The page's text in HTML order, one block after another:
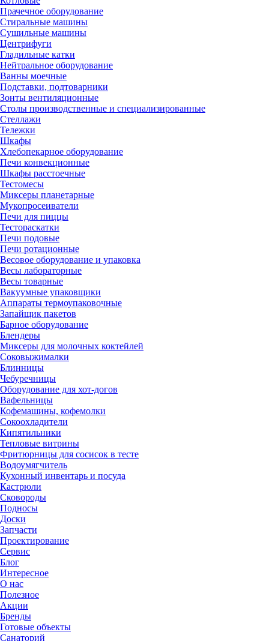
Прачечное оборудование
Стиральные машины
Сушильные машины
Центрифуги
Гладильные катки
Нейтральное оборудование
Ванны моечные
Подставки, подтоварники
Зонты вентиляционные
Столы производственные и специализированные
Стеллажи
Тележки
Шкафы
Хлебопекарное оборудование
Печи конвекционные
Шкафы расстоечные
Тестомесы
Миксеры планетарные
Мукопросеиватели
Печи для пиццы
Тестораскатки
Печи подовые
Печи ротационные
Весовое оборудование и упаковка
Весы лабораторные
Весы товарные
Вакуумные упаковщики
Аппараты термоупаковочные
Запайщик пакетов
Барное оборудование
Блендеры
Миксеры для молочных коктейлей
Соковыжималки
Блинницы
Чебуречницы
Оборудование для хот-догов
Вафельницы
Кофемашины, кофемолки
Сокоохладители
Кипятильники
Тепловые витрины
Фритюрницы для сосисок в тесте
Водоумягчитель
Кухонный инвентарь и посуда
Кастрюли
Сковороды
Подносы
Доски
Запчасти
Проектирование
Сервис
Блог
Интересное
О нас
Полезное
Акции
Бренды
Готовые объекты
Санаторий